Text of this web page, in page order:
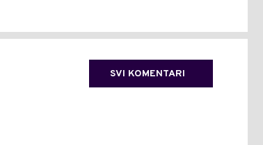
SVI KOMENTARI